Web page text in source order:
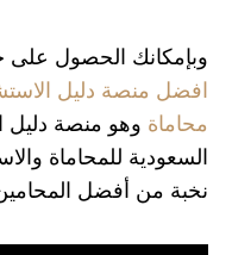
وبإمكانك الحصول على
افضل منصة دليل
محاماة وهو منصة دليل
السعودية للمحاماة
نخبة من أفضل